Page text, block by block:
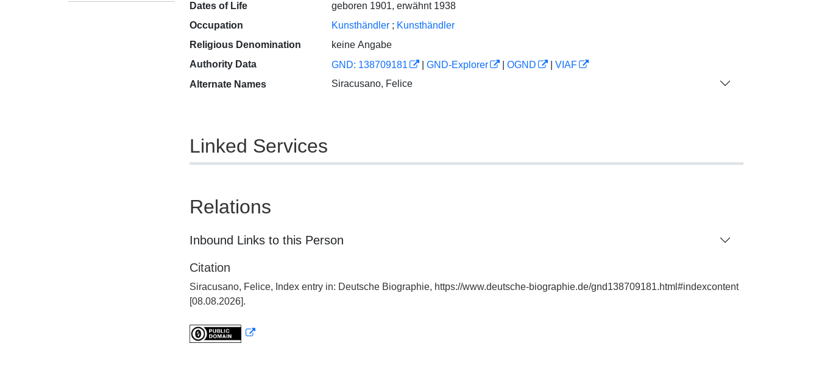
Dates of Life
geboren 1901, erwähnt 1938
Occupation
Kunsthändler ; Kunsthändler
Religious Denomination
keine Angabe
Authority Data
GND: 138709181 GND-Explorer OGND
VIAF
Alternate Names
Siracusano, Felice
Linked Services
Relations
Inbound Links to this Person
Citation
Siracusano, Felice, Index entry in: Deutsche Biographie, https://www.deutsche-biographie.de/gnd138709181.html#indexcontent
[08.08.2026].